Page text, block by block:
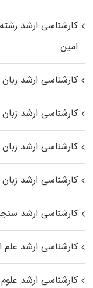
کارشناسی ارشد
اﻣﻴﻦ
کارشناسی ارشد
کارشناسی ارشد
کارشناسی ارشد زبان
کارشناسی ارشد
کارشناسی ارشد
کارشناسی ارشد
کارشناسی ارشد